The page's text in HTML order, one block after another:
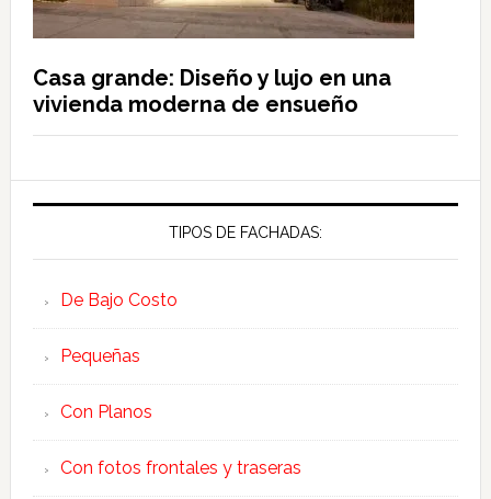
Casa grande: Diseño y lujo en una
vivienda moderna de ensueño
TIPOS DE FACHADAS:
De Bajo Costo
Pequeñas
Con Planos
Con fotos frontales y traseras